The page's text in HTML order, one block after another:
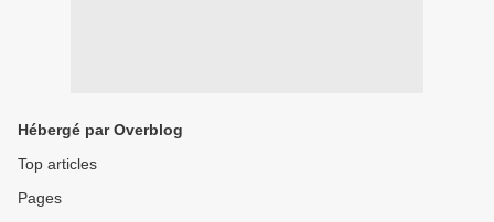
Hébergé par Overblog
Top articles
Pages